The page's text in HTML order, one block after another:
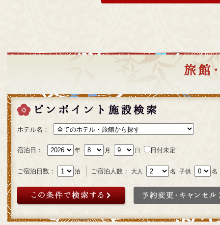
ホテル名：
宿泊日： 年 月 日 日付未定
ご宿泊日数： 泊 ご宿泊人数： 大人 名 子供 名